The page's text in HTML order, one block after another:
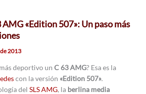
AMG «Edition 507»: Un paso más
2013
deportivo un C 63 AMG? Esa es la
con la versión «Edition 507».
del SLS AMG, la berlina media